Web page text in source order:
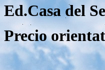
Ed.Casa del
Precio